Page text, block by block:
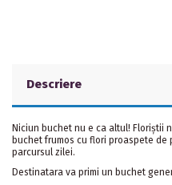
Descriere
Niciun buchet nu e ca altul! Floriștii
buchet frumos cu flori proaspete de
parcursul zilei.
Destinatara va primi un buchet